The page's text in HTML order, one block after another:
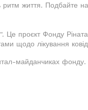
ритм життя. Подбайте
Це проєкт Фонду
щодо лікування
майданчиках фонду.